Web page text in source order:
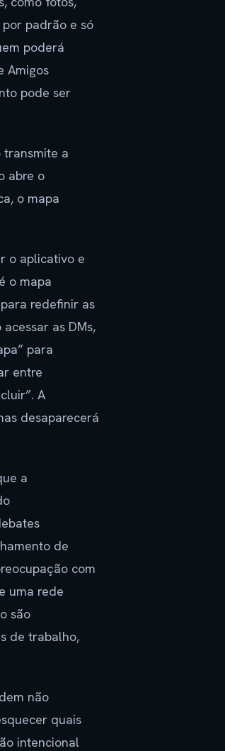
padrão e só
poderá
Amigos
pode ser
transmite a
abre o
o mapa
o aplicativo e
o mapa
redefinir as
as DMs,
para
entre
A
desaparecerá
a
de
com
uma rede
são
de trabalho,
não
quais
intencional